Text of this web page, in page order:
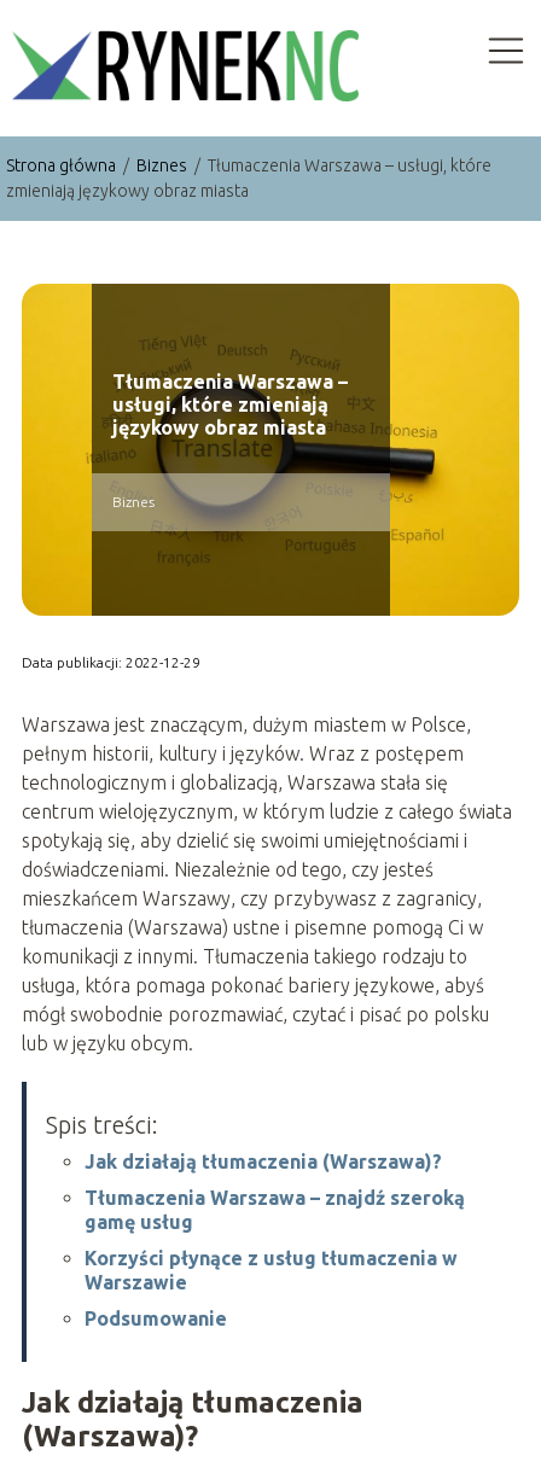
Strona główna / Biznes / Tłumaczenia Warszawa – usługi, które
zmieniają językowy obraz miasta
Tłumaczenia Warszawa –
usługi, które zmieniają
językowy obraz miasta
Biznes
Data publikacji: 2022-12-29
Warszawa jest znaczącym, dużym miastem w Polsce,
pełnym historii, kultury i języków. Wraz z postępem
technologicznym i globalizacją, Warszawa stała się
centrum wielojęzycznym, w którym ludzie z całego świata
spotykają się, aby dzielić się swoimi umiejętnościami i
doświadczeniami. Niezależnie od tego, czy jesteś
mieszkańcem Warszawy, czy przybywasz z zagranicy,
tłumaczenia (Warszawa) ustne i pisemne pomogą Ci w
komunikacji z innymi. Tłumaczenia takiego rodzaju to
usługa, która pomaga pokonać bariery językowe, abyś
mógł swobodnie porozmawiać, czytać i pisać po polsku
lub w języku obcym.
Spis treści:
Jak działają tłumaczenia (Warszawa)?
Tłumaczenia Warszawa – znajdź szeroką
gamę usług
Korzyści płynące z usług tłumaczenia w
Warszawie
Podsumowanie
Jak działają tłumaczenia
(Warszawa)?